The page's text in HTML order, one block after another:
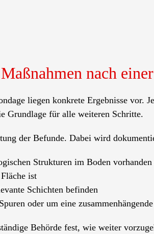
nach
liegen konkrete Ergebnisse
Grundlage für alle weiteren Schritte.
der Befunde. Dabei wird
Strukturen im Boden
ist
Schichten befinden
oder um eine
Behörde fest, wie weiter